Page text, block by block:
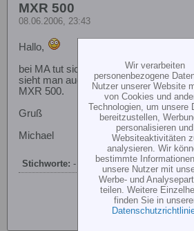
MXR 500
08.06.2006, 23:43
Hallo,
bei MA tut sich was, schaut unter
sieht man auch endlich mal die Haube
MXR 500.
Gruß
Michael
Stichworte: -
Wir verarbeiten
personenbezogene
Nutzer unserer Website
von Cookies und
Technologien, um unsere
bereitzustellen,
personalisieren und
Websiteaktivitäten
analysieren. Wir
bestimmte
unsere Nutzer mit
Werbe- und
teilen. Weitere
finden Sie in